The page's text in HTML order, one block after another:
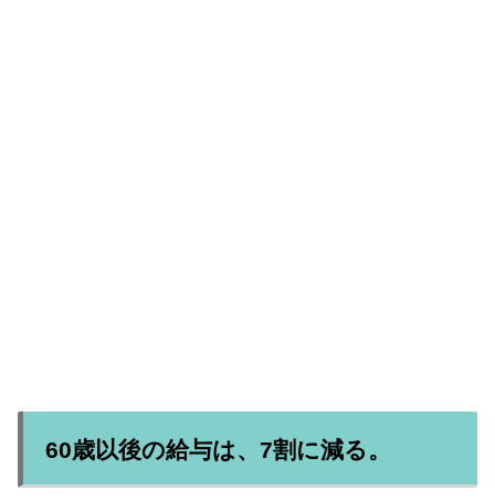
60歳以後の給与は、7割に減る。